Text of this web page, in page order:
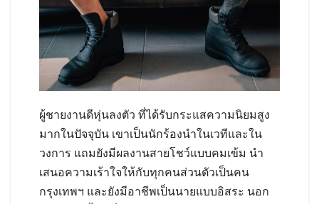
ผู้ชายงานดีหุ่นลงตัว ที่ได้รับกระแสความนิยมสูง
มากในปัจจุบัน เขาเป็นนักร้องนำในเวทีและใน
วงการ แถมยังมีผลงานสายโชว์แบบคมเข้ม นำ
เสนอความเร้าใจให้กับทุกคนส่วนตัวเป็นคน
กรุงเทพฯ และยังมีอาชีพเป็นนายแบบอิสระ นอก